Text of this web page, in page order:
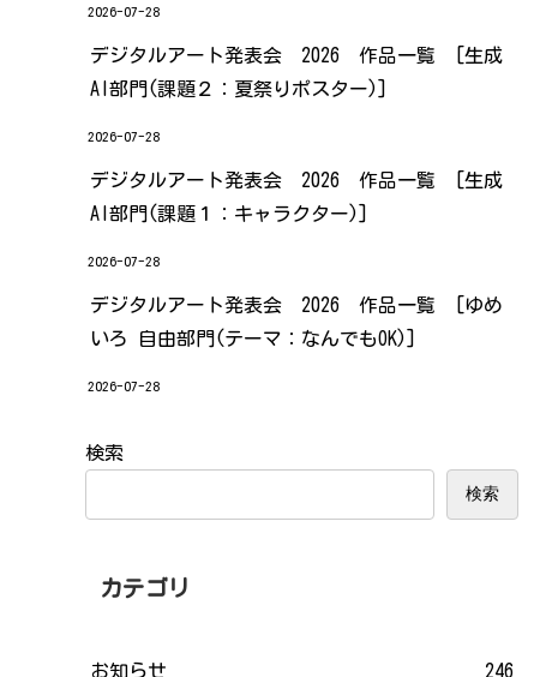
2026-07-28
デジタルアート発表会 2026 作品一覧 [生成
AI部門(課題２：夏祭りポスター)]
2026-07-28
デジタルアート発表会 2026 作品一覧 [生成
AI部門(課題１：キャラクター)]
2026-07-28
デジタルアート発表会 2026 作品一覧 [ゆめ
いろ 自由部門(テーマ：なんでもOK)]
2026-07-28
検索
検索
カテゴリ
お知らせ 246